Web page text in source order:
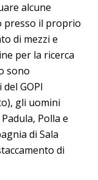
alcune
presso il proprio
di mezzi e
per la ricerca
sono
GOPI
gli uomini
Polla e
di Sala
di